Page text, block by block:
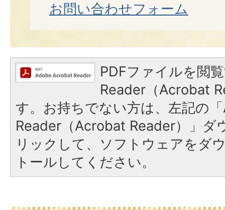
お問い合わせフォーム
PDFファイルを閲
Reader（Acrobat
す。お持ちでない方は、左記の
Reader（Acrobat Reader）」ダ
リックして、ソフトウェアをダ
トールしてください。